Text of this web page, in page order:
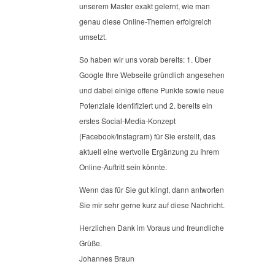
unserem Master exakt gelernt, wie man
genau diese Online-Themen erfolgreich
umsetzt.
So haben wir uns vorab bereits: 1. Über
Google Ihre Webseite gründlich angesehen
und dabei einige offene Punkte sowie neue
Potenziale identifiziert und 2. bereits ein
erstes Social-Media-Konzept
(Facebook/Instagram) für Sie erstellt, das
aktuell eine wertvolle Ergänzung zu Ihrem
Online-Auftritt sein könnte.
Wenn das für Sie gut klingt, dann antworten
Sie mir sehr gerne kurz auf diese Nachricht.
Herzlichen Dank im Voraus und freundliche
Grüße.
Johannes Braun